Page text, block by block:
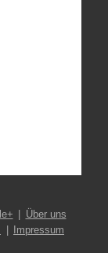
Über uns
Impressum